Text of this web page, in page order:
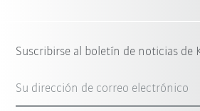
Suscribirse al boletín de noticias de
Su dirección de correo electrónico